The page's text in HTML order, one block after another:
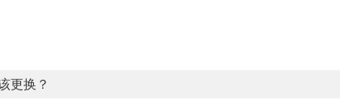
更换？